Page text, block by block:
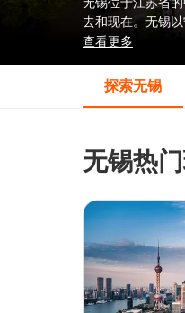
去和现在。无锡
的城市”都确保了
查看更多
探索无锡
无锡热